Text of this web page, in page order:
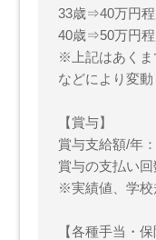
33歳⇒40万円
40歳⇒50万円
※上記はあくま
などにより変動
【賞与】
賞与支給額/年
賞与の支払い
※実績値、学校
【各種手当・保